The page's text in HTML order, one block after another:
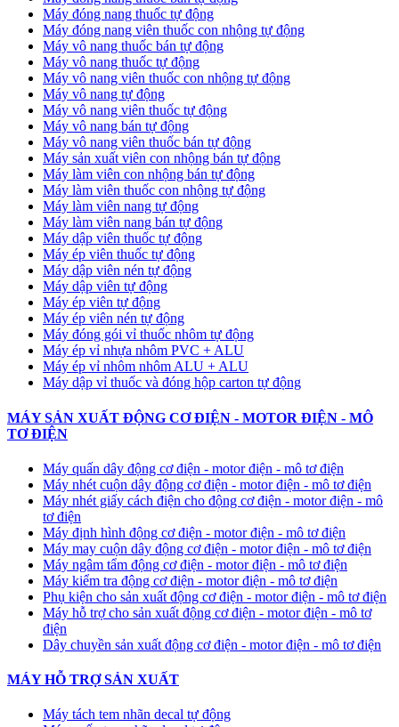
Máy đóng nang thuốc tự động
Máy đóng nang viên thuốc con nhộng tự động
Máy vô nang thuốc bán tự động
Máy vô nang thuốc tự động
Máy vô nang viên thuốc con nhộng tự động
Máy vô nang tự động
Máy vô nang viên thuốc tự động
Máy vô nang bán tự động
Máy vô nang viên thuốc bán tự động
Máy sản xuất viên con nhộng bán tự động
Máy làm viên con nhộng bán tự động
Máy làm viên thuốc con nhộng tự động
Máy làm viên nang tự động
Máy làm viên nang bán tự động
Máy dập viên thuốc tự động
​Máy ép viên thuốc tự động
​Máy dập viên nén tự động
​Máy dập viên tự động
Máy ép viên tự động
​Máy ép viên nén tự động
Máy đóng gói vỉ thuốc nhôm tự động
​Máy ép vỉ nhựa nhôm PVC + ALU
​Máy ép vỉ nhôm nhôm ALU + ALU
Máy dập vỉ thuốc và đóng hộp carton tự động
MÁY SẢN XUẤT ĐỘNG CƠ ĐIỆN - MOTOR ĐIỆN - MÔ
TƠ ĐIỆN
Máy quấn dây động cơ điện - motor điện - mô tơ điện
Máy nhét cuộn dây động cơ điện - motor điện - mô tơ điện
Máy nhét giấy cách điện cho động cơ điện - motor điện - mô
tơ điện
Máy định hình động cơ điện - motor điện - mô tơ điện
Máy may cuộn dây động cơ điện - motor điện - mô tơ điện
Máy ngâm tẩm động cơ điện - motor điện - mô tơ điện
Máy kiểm tra động cơ điện - motor điện - mô tơ điện
Phụ kiện cho sản xuất động cơ điện - motor điện - mô tơ điện
Máy hỗ trợ cho sản xuất động cơ điện - motor điện - mô tơ
điện
Dây chuyền sản xuất động cơ điện - motor điện - mô tơ điện
MÁY HỖ TRỢ SẢN XUẤT
Máy tách tem nhãn decal tự động